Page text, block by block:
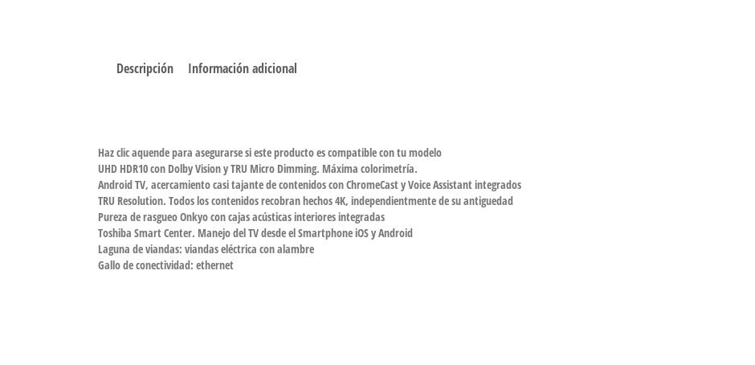
Descripción Información adicional
Haz clic aquende para asegurarse si este producto es compatible con tu modelo
UHD HDR10 con Dolby Vision y TRU Micro Dimming. Máxima colorimetría.
Android TV, acercamiento casi tajante de contenidos con ChromeCast y Voice Assistant integrados
TRU Resolution. Todos los contenidos recobran hechos 4K, independientmente de su antiguedad
Pureza de rasgueo Onkyo con cajas acústicas interiores integradas
Toshiba Smart Center. Manejo del TV desde el Smartphone iOS y Android
Laguna de viandas: viandas eléctrica con alambre
Gallo de conectividad: ethernet